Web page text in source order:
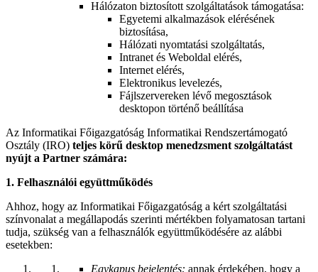
Hálózaton biztosított szolgáltatások támogatása:
Egyetemi alkalmazások elérésének
biztosítása,
Hálózati nyomtatási szolgáltatás,
Intranet és Weboldal elérés,
Internet elérés,
Elektronikus levelezés,
Fájlszervereken lévő megosztások
desktopon történő beállítása
Az Informatikai Főigazgatóság Informatikai Rendszertámogató
Osztály (IRO) teljes körű desktop menedzsment szolgáltatást
nyújt a Partner számára:
1. Felhasználói együttműködés
Ahhoz, hogy az Informatikai Főigazgatóság a kért szolgáltatási
színvonalat a megállapodás szerinti mértékben folyamatosan tartani
tudja, szükség van a felhasználók együttműködésére az alábbi
esetekben:
Egykapus bejelentés: annak érdekében, hogy a